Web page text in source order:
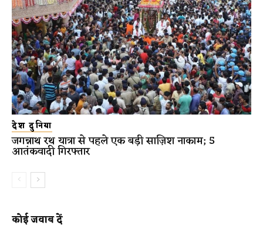
देश दुनिया
जगन्नाथ रथ यात्रा से पहले एक बड़ी साज़िश नाकाम; 5
आतंकवादी गिरफ्तार
कोई जवाब दें